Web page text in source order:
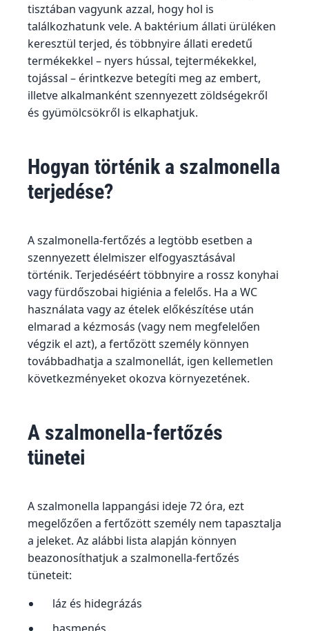
tisztában vagyunk azzal, hogy hol is
találkozhatunk vele. A baktérium állati ürüléken
keresztül terjed, és többnyire állati eredetű
termékekkel – nyers hússal, tejtermékekkel,
tojással – érintkezve betegíti meg az embert,
illetve alkalmanként szennyezett zöldségekről
és gyümölcsökről is elkaphatjuk.
Hogyan történik a szalmonella
terjedése?
A szalmonella-fertőzés a legtöbb esetben a
szennyezett élelmiszer elfogyasztásával
történik. Terjedéséért többnyire a rossz konyhai
vagy fürdőszobai higiénia a felelős. Ha a WC
használata vagy az ételek előkészítése után
elmarad a kézmosás (vagy nem megfelelően
végzik el azt), a fertőzött személy könnyen
továbbadhatja a szalmonellát, igen kellemetlen
következményeket okozva környezetének.
A szalmonella-fertőzés
tünetei
A szalmonella lappangási ideje 72 óra, ezt
megelőzően a fertőzött személy nem tapasztalja
a jeleket. Az alábbi lista alapján könnyen
beazonosíthatjuk a szalmonella-fertőzés
tüneteit:
láz és hidegrázás